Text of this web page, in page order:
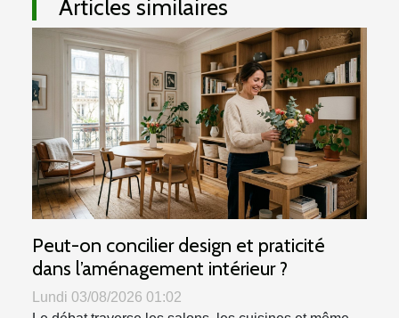
Articles similaires
Peut-on concilier design et praticité
dans l’aménagement intérieur ?
Lundi 03/08/2026 01:02